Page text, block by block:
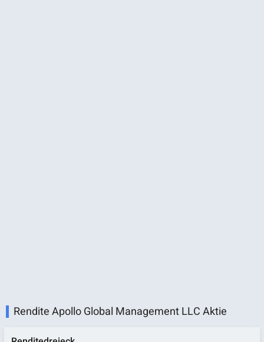
Rendite Apollo Global Management LLC Aktie